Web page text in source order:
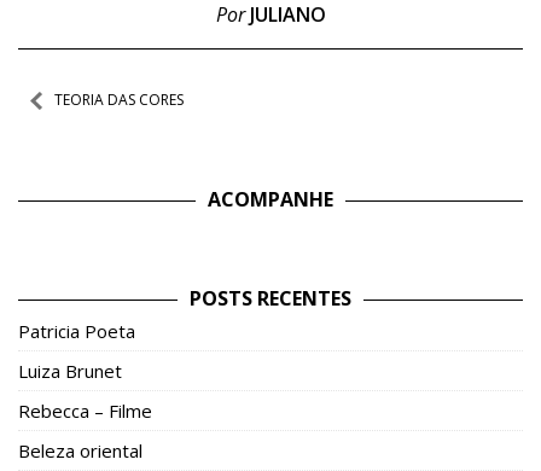
PorJULIANO
Navegação
TEORIA DAS CORES
ACOMPANHE
POSTS RECENTES
Patricia Poeta
Luiza Brunet
Rebecca – Filme
Beleza oriental